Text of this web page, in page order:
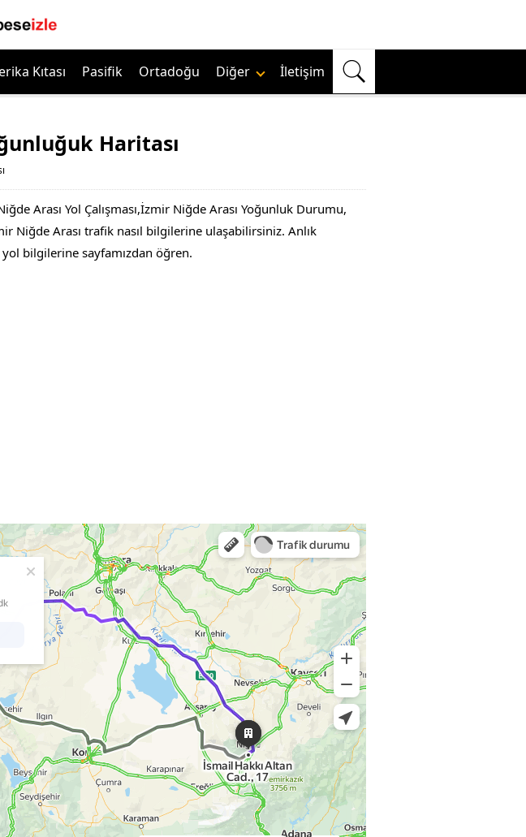
Kıtası Pasifik Ortadoğu Diğer İletişim
Haritası
Arası Yol Çalışması,İzmir Niğde Arası Yoğunluk Durumu,
Niğde Arası trafik nasıl bilgilerine ulaşabilirsiniz. Anlık
bilgilerine sayfamızdan öğren.